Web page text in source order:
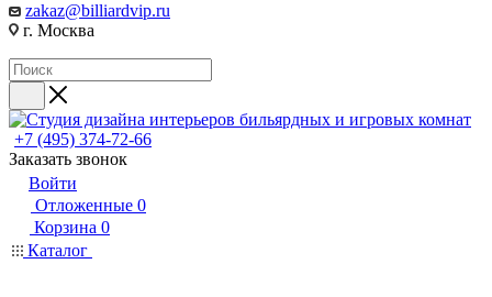
zakaz@billiardvip.ru
г. Москва
+7 (495) 374-72-66
Заказать звонок
Войти
Отложенные 0
Корзина 0
Каталог